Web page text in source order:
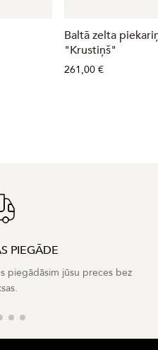
Baltā zelta
"Krustiņš"
261,00 €
PIEGĀDE
piegādāsim jūsu preces bez